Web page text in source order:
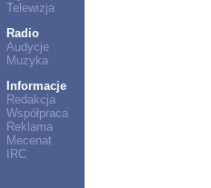
Telewizja
Radio
Audycje
Muzyka
Informacje
Redakcja
Współpraca
Reklama
Mecenat
IRC